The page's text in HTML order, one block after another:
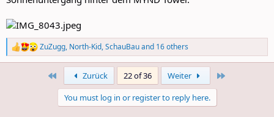
R
e
ZuZugg, North-Kid,SchauBauand 16 others
Zurück 22 of 36 Weiter
You must log in or register to reply here.